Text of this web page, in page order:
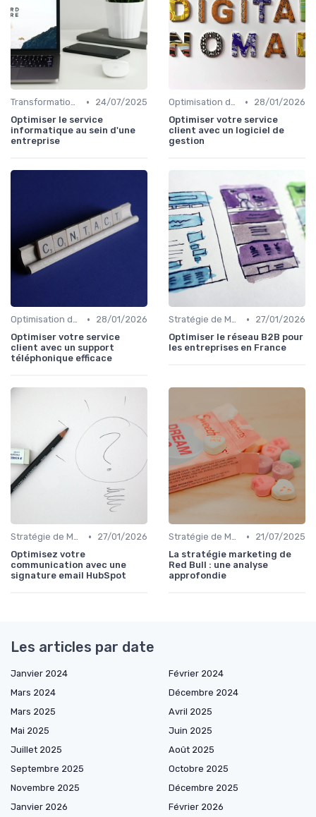
Transformation Numérique •
24/07/2025
Optimiser le service
informatique au sein d'une
entreprise
Optimisation du Parcours Client •
28/01/2026
Optimiser votre service
client avec un logiciel de
gestion
Optimisation du Parcours Client •
28/01/2026
Optimiser votre service
client avec un support
téléphonique efficace
Stratégie de Marketing Digital •
27/01/2026
Optimiser le réseau B2B pour
les entreprises en France
Stratégie de Marketing Digital •
27/01/2026
Optimisez votre
communication avec une
signature email HubSpot
Stratégie de Marketing Digital •
21/07/2025
La stratégie marketing de
Red Bull : une analyse
approfondie
Les articles par date
Janvier 2024
Février 2024
Mars 2024
Décembre 2024
Mars 2025
Avril 2025
Mai 2025
Juin 2025
Juillet 2025
Août 2025
Septembre 2025
Octobre 2025
Novembre 2025
Décembre 2025
Janvier 2026
Février 2026